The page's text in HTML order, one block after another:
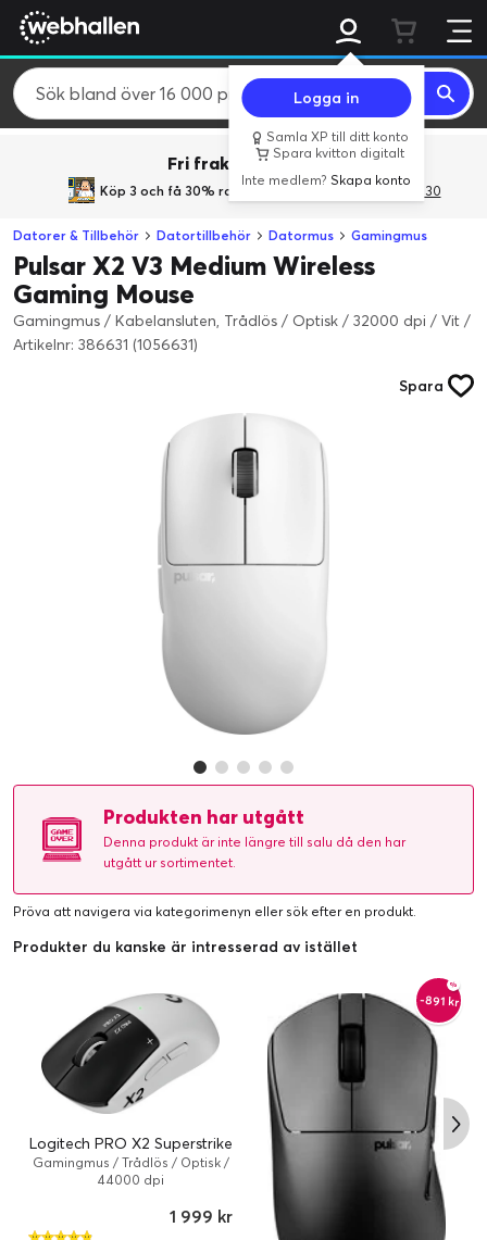
Logga in
Samla XP till ditt konto
Spara kvitton digitalt
Inte medlem?Skapa konto
Fri frakt över 800 kr.
Köp 3 och få 30% rabatt med rabattkoden 3Gives30
Datorer & Tillbehör Datortillbehör Datormus Gamingmus
Pulsar X2 V3 Medium Wireless
Gaming Mouse
Gamingmus / Kabelansluten, Trådlös / Optisk / 32000 dpi / Vit /
Artikelnr: 386631 (1056631)
Spara
Produkten har utgått
Denna produkt är inte längre till salu då den har
utgått ur sortimentet.
Pröva att navigera via kategorimenyn eller sök efter en produkt.
Produkter du kanske är intresserad av istället
Logitech PRO X2 Superstrike
Gamingmus / Trådlös / Optisk /
44000 dpi
1 999 kr
-891 kr